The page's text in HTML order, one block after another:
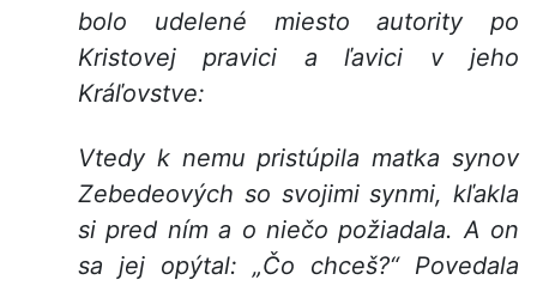
bolo udelené miesto autority po
Kristovej pravici a ľavici v jeho
Kráľovstve:
Vtedy k nemu pristúpila matka synov
Zebedeových so svojimi synmi, kľakla
si pred ním a o niečo požiadala. A on
sa jej opýtal: „Čo chceš?“ Povedala